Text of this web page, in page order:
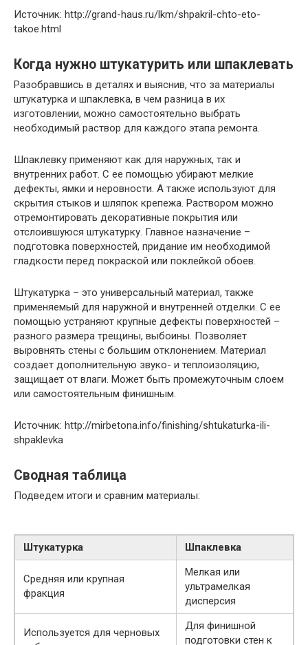
Источник: http://grand-haus.ru/lkm/shpakril-chto-eto-
takoe.html
Когда нужно штукатурить или шпаклевать
Разобравшись в деталях и выяснив, что за материалы
штукатурка и шпаклевка, в чем разница в их
изготовлении, можно самостоятельно выбрать
необходимый раствор для каждого этапа ремонта.
Шпаклевку применяют как для наружных, так и
внутренних работ. С ее помощью убирают мелкие
дефекты, ямки и неровности. А также используют для
скрытия стыков и шляпок крепежа. Раствором можно
отремонтировать декоративные покрытия или
отслоившуюся штукатурку. Главное назначение –
подготовка поверхностей, придание им необходимой
гладкости перед покраской или поклейкой обоев.
Штукатурка – это универсальный материал, также
применяемый для наружной и внутренней отделки. С ее
помощью устраняют крупные дефекты поверхностей –
разного размера трещины, выбоины. Позволяет
выровнять стены с большим отклонением. Материал
создает дополнительную звуко- и теплоизоляцию,
защищает от влаги. Может быть промежуточным слоем
или самостоятельным финишным.
Источник: http://mirbetona.info/finishing/shtukaturka-ili-
shpaklevka
Сводная таблица
Подведем итоги и сравним материалы:
Штукатурка Шпаклевка
Средняя или крупная
фракция
Мелкая или
ультрамелкая
дисперсия
Используется для черновых
Для финишной
подготовки стен к